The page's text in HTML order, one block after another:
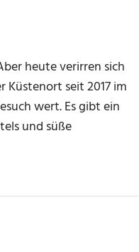
heute verirren sich
Küstenort seit 2017 im
wert. Es gibt ein
und süße